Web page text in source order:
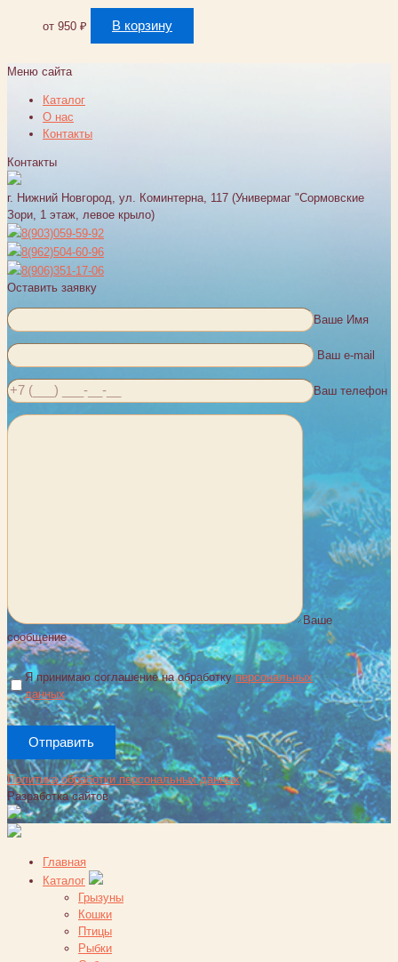
от 950 ₽ В корзину
Меню сайта
Каталог
О нас
Контакты
Контакты
г. Нижний Новгород, ул. Коминтерна, 117 (Универмаг "Сормовские
Зори, 1 этаж, левое крыло)
8(903)059-59-92
8(962)504-60-96
8(906)351-17-06
Оставить заявку
Ваше Имя
Ваш e-mail
Ваш телефон
Ваше
сообщение
Я принимаю соглашение на обработкуперсональных
данных
Политика обработки персональных данных
Разработка сайтов
Главная
Каталог
Грызуны
Кошки
Птицы
Рыбки